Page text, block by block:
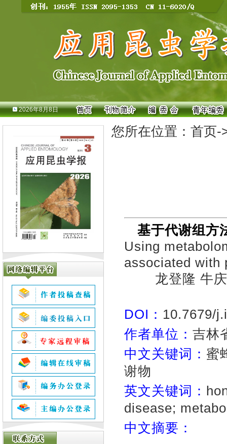
2026年8月8日
您所在位置： 首页-
基于代谢组方
Using
associated with
龙登隆 牛
DOI： 10.7679/
作者单位： 吉林
中文关键词： 蜜
谢物
英文关键词：
disease;
中文摘要：